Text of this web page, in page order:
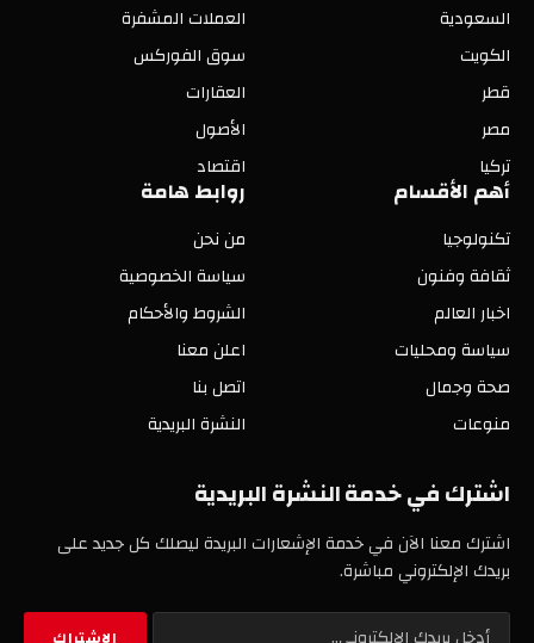
السعودية
الكويت
قطر
مصر
تركيا
العملات المشفرة
سوق الفوركس
العقارات
الأصول
اقتصاد
أهم الأقسام
تكنولوجيا
ثقافة وفنون
اخبار العالم
سياسة ومحليات
صحة وجمال
منوعات
روابط هامة
من نحن
سياسة الخصوصية
الشروط والأحكام
اعلن معنا
اتصل بنا
النشرة البريدية
اشترك في خدمة النشرة البريدية
اشترك معنا الآن في خدمة الإشعارات البريدة ليصلك كل جديد على
بريدك الإلكتروني مباشرة.